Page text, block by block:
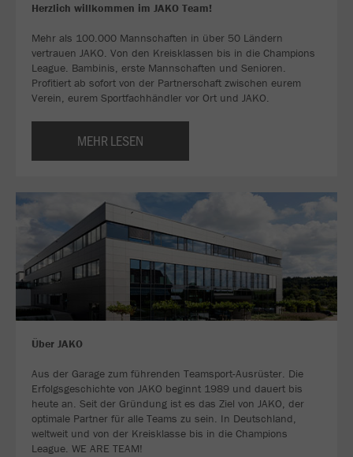
Herzlich willkommen im JAKO Team!
Mehr als 100.000 Mannschaften in über 50 Ländern
vertrauen JAKO. Von den Kreisklassen bis in die Champions
League. Bambinis, erste Mannschaften und Senioren.
Profitiert ab sofort von der Partnerschaft zwischen eurem
Verein, eurem Sportfachhändler vor Ort und JAKO.
MEHR LESEN
Über JAKO
Aus der Garage zum führenden Teamsport-Ausrüster. Die
Erfolgsgeschichte von JAKO beginnt 1989 und dauert bis
heute an. Seit der Gründung ist es das Ziel von JAKO, der
optimale Partner für alle Teams zu sein. In Deutschland,
weltweit und von der Kreisklasse bis in die Champions
League. WE ARE TEAM!